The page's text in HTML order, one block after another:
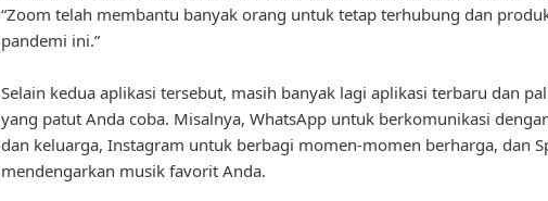
“Zoom telah membantu banyak orang untuk tetap terhubung dan
pandemi ini.”
Selain kedua aplikasi tersebut, masih banyak lagi aplikasi terbaru dan
yang patut Anda coba. Misalnya, WhatsApp untuk berkomunikasi
dan keluarga, Instagram untuk berbagi momen-momen berharga, dan
mendengarkan musik favorit Anda.